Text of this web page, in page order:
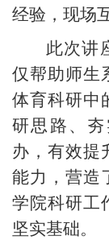
经验，现场
此次讲
仅帮助师生
体育科研中
研思路、
办，有效提
能力，营造
学院科研工
坚实基础。